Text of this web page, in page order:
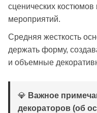
сценических костюмов
мероприятий.
Средняя жесткость
держать форму,
и объемные
💎 Важное
декораторов (об